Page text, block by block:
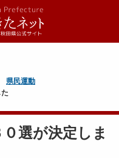
県民運動
選が決定しま